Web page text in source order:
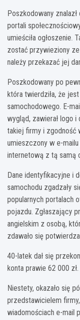
Poszkodowany
portali
umieściła ogłoszenie.
zostać przywieziony
należy przekazać jej
Poszkodowany po
która twierdziła, że
samochodowego. E-
wygląd, zawierał logo i
takiej firmy i zgodność
umieszczony w e-
internetową z tą samą
Dane identyfikacyjne i
samochodu zgadzały
popularnych portalach
pojazdu. Zgłaszający
angielskim z osobą,
zdawało się
40-latek dał się
konta prawie 62 000 zł.
Niestety, okazało się
przedstawicielem
wiadomościach e-mail